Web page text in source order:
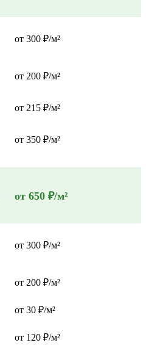
от 300 ₽/м²
от 200 ₽/м²
от 215 ₽/м²
от 350 ₽/м²
от 650 ₽/м²
от 300 ₽/м²
от 200 ₽/м²
от 30 ₽/м²
от 120 ₽/м²